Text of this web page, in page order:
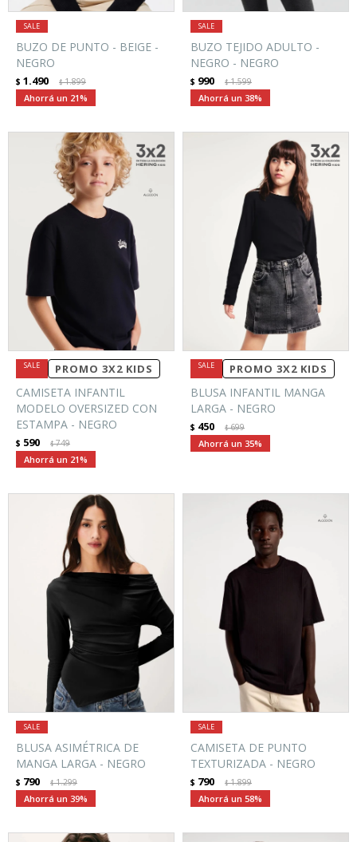
BUZO DE PUNTO - BEIGE -
NEGRO
$ 1.490 $1.899
21
BUZO TEJIDO ADULTO -
NEGRO - NEGRO
$ 990 $1.599
38
PROMO 3X2 KIDS
CAMISETA INFANTIL
MODELO OVERSIZED CON
ESTAMPA - NEGRO
$ 590 $749
21
PROMO 3X2 KIDS
BLUSA INFANTIL MANGA
LARGA - NEGRO
$ 450 $699
35
BLUSA ASIMÉTRICA DE
MANGA LARGA - NEGRO
$ 790 $1.299
39
CAMISETA DE PUNTO
TEXTURIZADA - NEGRO
$ 790 $1.899
58